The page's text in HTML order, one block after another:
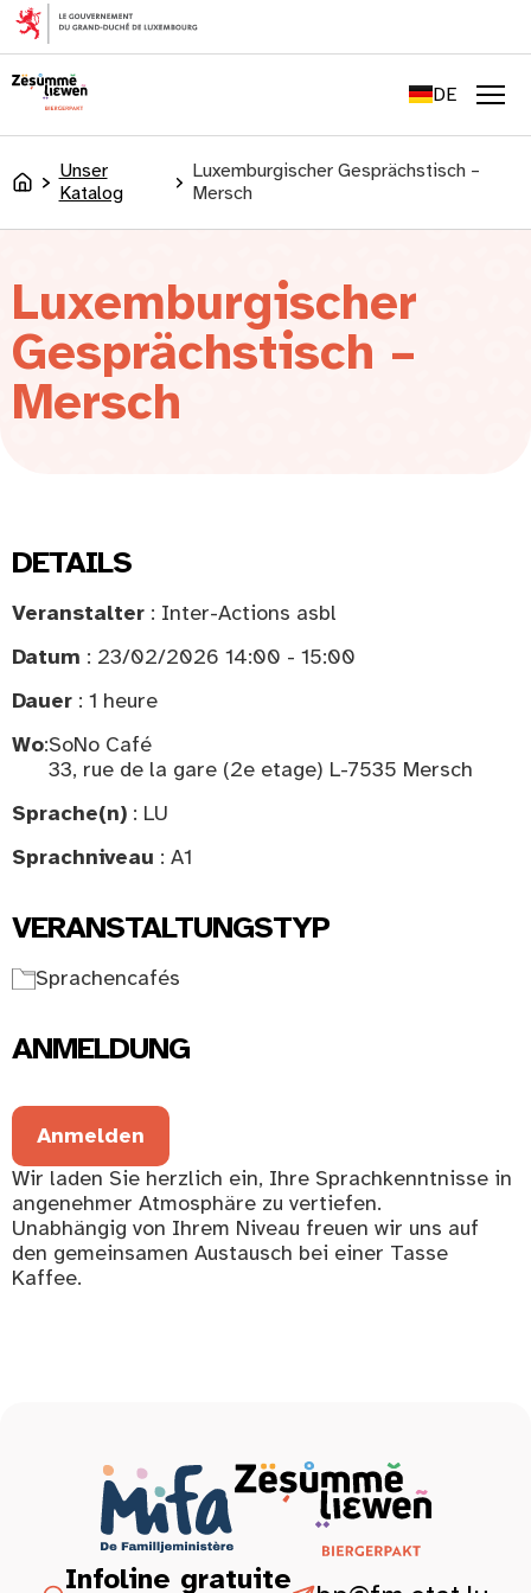
springen
DE
LU
Accueil
Unser
Katalog
Luxemburgischer Gesprächstisch –
Mersch
Luxemburgischer
Gesprächstisch –
Mersch
DETAILS
Veranstalter : Inter-Actions asbl
Datum : 23/02/2026 14:00 - 15:00
Dauer : 1 heure
Wo:SoNo Café
33, rue de la gare (2e etage) L-7535 Mersch
Sprache(n) : LU
Sprachniveau : A1
VERANSTALTUNGSTYP
Sprachencafés
ANMELDUNG
Anmelden
Wir laden Sie herzlich ein, Ihre Sprachkenntnisse in
angenehmer Atmosphäre zu vertiefen.
Unabhängig von Ihrem Niveau freuen wir uns auf
den gemeinsamen Austausch bei einer Tasse
Kaffee.
Infoline gratuite